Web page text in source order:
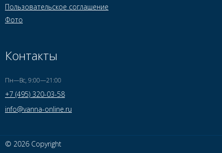
Пользовательское соглашение
Фото
Контакты
Пн—Вс, 9:00—21:00
+7 (495) 320-03-58
info@vanna-online.ru
© 2026 Copyright